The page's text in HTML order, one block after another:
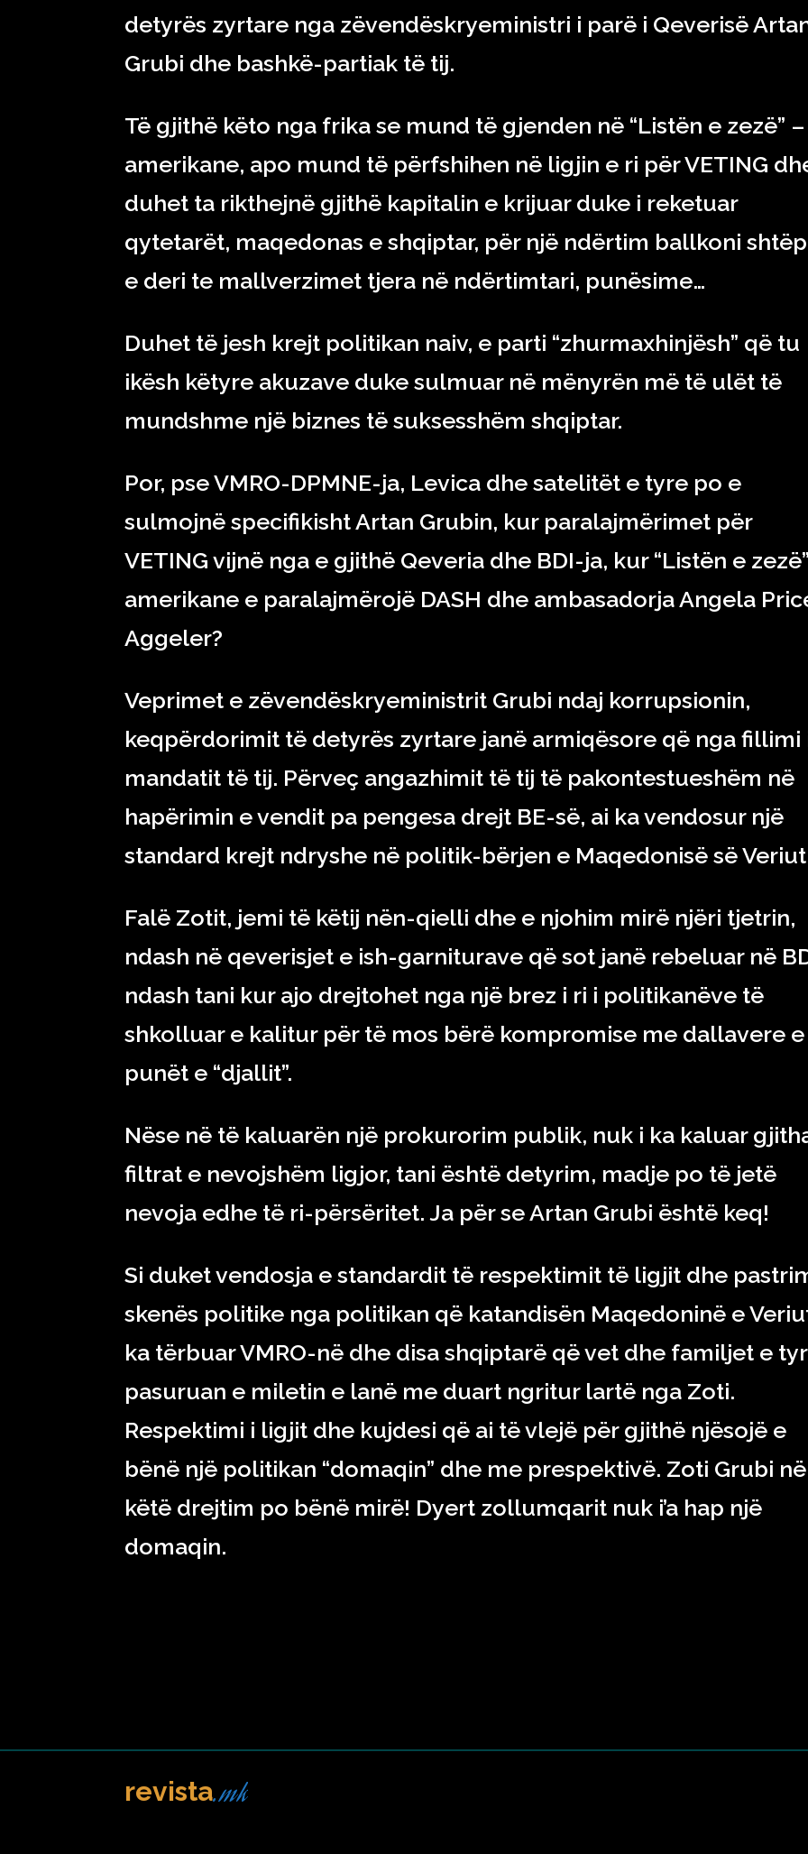
detyrës zyrtare nga zëvendëskryeministri i parë i Qeverisë
Grubi dhe bashkë-partiak të tij.
Të gjithë këto nga frika se mund të gjenden në “Listën e zezë” –
amerikane, apo mund të përfshihen në ligjin e ri për VETING
duhet ta rikthejnë gjithë kapitalin e krijuar duke i reketuar
qytetarët, maqedonas e shqiptar, për një ndërtim ballkoni
e deri te mallverzimet tjera në ndërtimtari, punësime…
Duhet të jesh krejt politikan naiv, e parti “zhurmaxhinjësh” që tu
ikësh këtyre akuzave duke sulmuar në mënyrën më të ulët të
mundshme një biznes të suksesshëm shqiptar.
Por, pse VMRO-DPMNE-ja, Levica dhe satelitët e tyre po e
sulmojnë specifikisht Artan Grubin, kur paralajmërimet për
VETING vijnë nga e gjithë Qeveria dhe BDI-ja, kur “Listën e zezë”
amerikane e paralajmërojë DASH dhe ambasadorja Angela
Aggeler?
Veprimet e zëvendëskryeministrit Grubi ndaj korrupsionin,
keqpërdorimit të detyrës zyrtare janë armiqësore që nga fillimi
mandatit të tij. Përveç angazhimit të tij të pakontestueshëm në
hapërimin e vendit pa pengesa drejt BE-së, ai ka vendosur një
standard krejt ndryshe në politik-bërjen e Maqedonisë së
Falë Zotit, jemi të këtij nën-qielli dhe e njohim mirë njëri tjetrin,
ndash në qeverisjet e ish-garniturave që sot janë rebeluar në
ndash tani kur ajo drejtohet nga një brez i ri i politikanëve të
shkolluar e kalitur për të mos bërë kompromise me dallavere e
punët e “djallit”.
Nëse në të kaluarën një prokurorim publik, nuk i ka kaluar
filtrat e nevojshëm ligjor, tani është detyrim, madje po të jetë
nevoja edhe të ri-përsëritet. Ja për se Artan Grubi është keq!
Si duket vendosja e standardit të respektimit të ligjit dhe
skenës politike nga politikan që katandisën Maqedoninë e
ka tërbuar VMRO-në dhe disa shqiptarë që vet dhe familjet e
pasuruan e miletin e lanë me duart ngritur lartë nga Zoti.
Respektimi i ligjit dhe kujdesi që ai të vlejë për gjithë njësojë e
bënë një politikan “domaqin” dhe me prespektivë. Zoti Grubi në
këtë drejtim po bënë mirë! Dyert zollumqarit nuk i’a hap një
domaqin.
revista.mk